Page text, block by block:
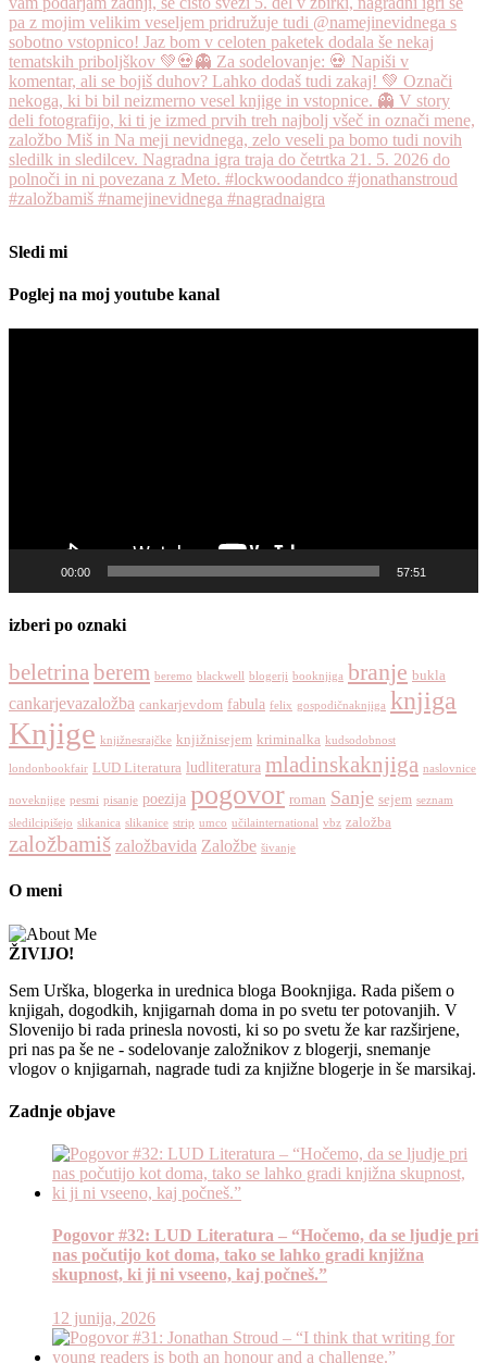
Sledi mi
Poglej na moj youtube kanal
00:00 57:51
izberi po oznaki
beletrinaberem beremo blackwell blogerji booknjiga branje bukla
cankarjevazaložba cankarjevdom fabula felix gospodičnaknjiga knjiga
Knjige knjižnesrajčke knjižnisejem kriminalka kudsodobnost
londonbookfair LUD Literatura ludliteratura mladinskaknjiga naslovnice
noveknjige pesmi pisanje poezija pogovor roman Sanje sejem seznam
sledilcipišejo slikanica slikanice strip umco učilainternational vbz založba
založbamiš založbavida Založbe šivanje
O meni
ŽIVIJO!
Sem Urška, blogerka in urednica bloga Booknjiga. Rada pišem o
knjigah, dogodkih, knjigarnah doma in po svetu ter potovanjih. V
Slovenijo bi rada prinesla novosti, ki so po svetu že kar razširjene,
pri nas pa še ne - sodelovanje založnikov z blogerji, snemanje
vlogov o knjigarnah, nagrade tudi za knjižne blogerje in še marsikaj.
Zadnje objave
Pogovor #32: LUD Literatura – “Hočemo, da se ljudje pri
nas počutijo kot doma, tako se lahko gradi knjižna
skupnost, ki ji ni vseeno, kaj počneš.”
12 junija, 2026